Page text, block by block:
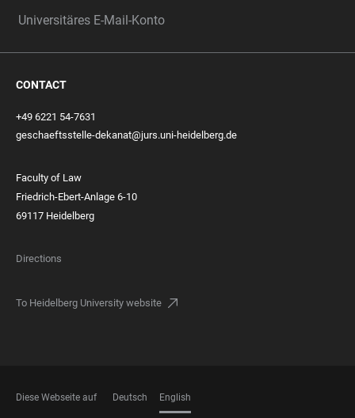
Universitäres E-Mail-Konto
CONTACT
+49 6221 54-7631
geschaeftsstelle-dekanat@jurs.uni-heidelberg.de
Faculty of Law
Friedrich-Ebert-Anlage 6-10
69117 Heidelberg
Directions
To Heidelberg University website
Diese Webseite auf Deutsch English